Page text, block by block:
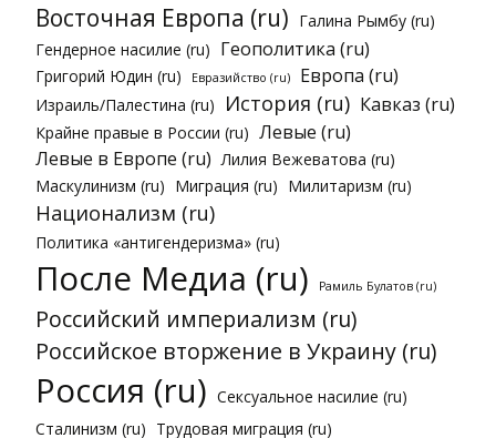
Восточная Европа (ru) Галина Рымбу (ru)
Гендерное насилие (ru) Геополитика (ru)
Григорий Юдин (ru) Евразийство (ru) Европа (ru)
Израиль/Палестина (ru) История (ru) Кавказ (ru)
Крайне правые в России (ru) Левые (ru)
Левые в Европе (ru) Лилия Вежеватова (ru)
Маскулинизм (ru) Миграция (ru) Милитаризм (ru)
Национализм (ru)
Политика «антигендеризма» (ru)
После Медиа (ru) Рамиль Булатов (ru)
Российский империализм (ru)
Российское вторжение в Украину (ru)
Россия (ru) Сексуальное насилие (ru)
Сталинизм (ru) Трудовая миграция (ru)